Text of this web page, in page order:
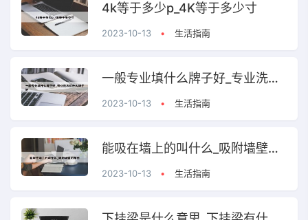
4k等于多少p_4K等于多少寸
2023-10-13 • 生活指南
一般专业填什么牌子好_专业洗衣机什么牌子好
2023-10-13 • 生活指南
能吸在墙上的叫什么_吸附墙壁的东西
2023-10-13 • 生活指南